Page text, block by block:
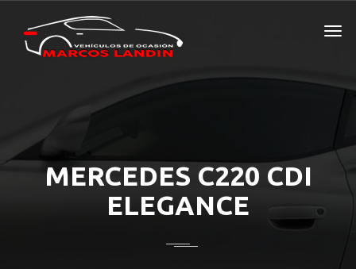
MERCEDES C220 CDI
ELEGANCE